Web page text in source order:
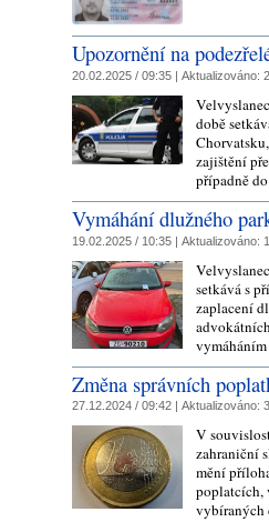
Upozornění na
20.02.2025 / 09:35 | Aktualizováno:
době
zajištění
případně
Vymáhání dlužného
19.02.2025 / 10:35 | Aktualizováno:
setkává s
zaplacení
Změna správních
27.12.2024 / 09:42 | Aktualizováno:
V
zahraniční
mění
poplatcích,